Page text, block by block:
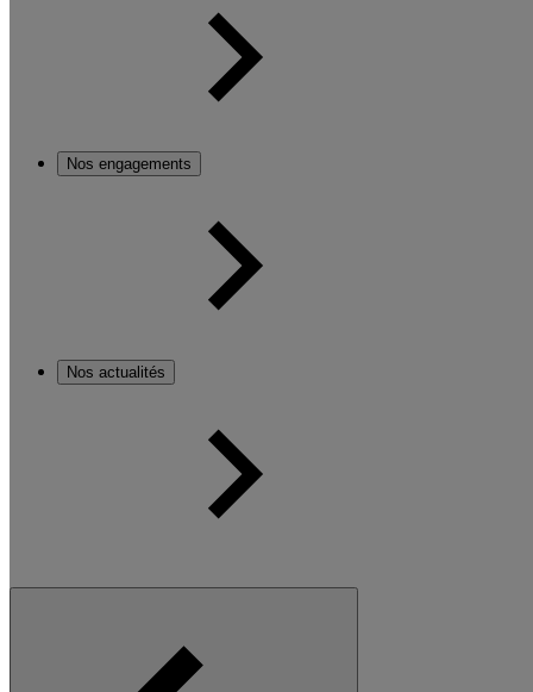
Nos engagements
Nos actualités